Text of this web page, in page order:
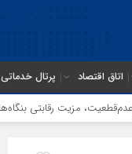
اتاق اقتصاد پرتال خدماتی
بنگاه‌ها، تاب‌آوری است